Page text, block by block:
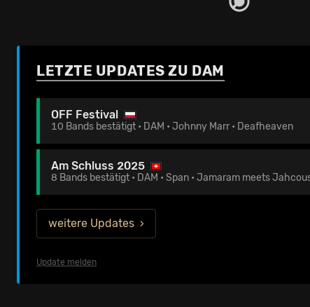
LETZTE UPDATES ZU DAM
OFF Festival
10 Bands bestätigt • DAM • Johnny Marr • Deafheaven
Am Schluss 2025
8 Bands bestätigt • DAM • Span • Jamaram meets
weitere Updates
Update melden